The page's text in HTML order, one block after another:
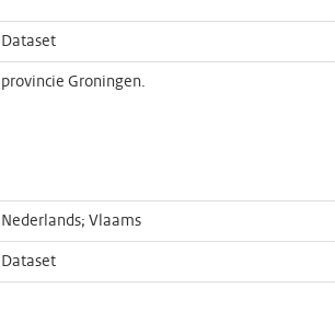
Dataset
provincie Groningen.
Nederlands; Vlaams
Dataset